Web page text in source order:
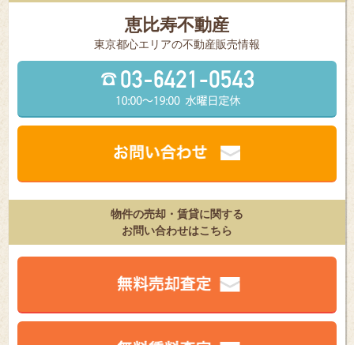
恵比寿不動産
東京都⼼エリアの不動産販売情報
物件の売却・賃貸に関する
お問い合わせはこちら